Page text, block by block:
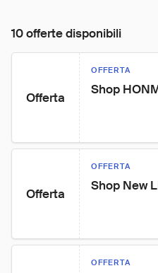
10 offerte disponibili
Offerta
OFFERTA
Shop
Offerta
OFFERTA
Shop New
OFFERTA